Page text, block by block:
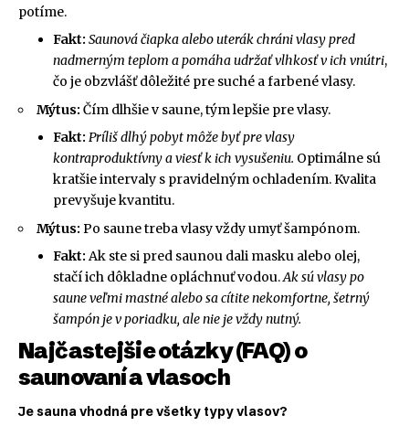
potíme.
Fakt: Saunová čiapka alebo uterák chráni vlasy pred
nadmerným teplom a pomáha udržať vlhkosť v ich vnútri,
čo je obzvlášť dôležité pre suché a farbené vlasy.
Mýtus: Čím dlhšie v saune, tým lepšie pre vlasy.
Fakt: Príliš dlhý pobyt môže byť pre vlasy
kontraproduktívny a viesť k ich vysušeniu. Optimálne sú
kratšie intervaly s pravidelným ochladením. Kvalita
prevyšuje kvantitu.
Mýtus: Po saune treba vlasy vždy umyť šampónom.
Fakt: Ak ste si pred saunou dali masku alebo olej,
stačí ich dôkladne opláchnuť vodou.Ak sú vlasy po
saune veľmi mastné alebo sa cítite nekomfortne, šetrný
šampón je v poriadku, ale nie je vždy nutný.
Najčastejšie otázky (FAQ) o
saunovaní a vlasoch
Je sauna vhodná pre všetky typy vlasov?